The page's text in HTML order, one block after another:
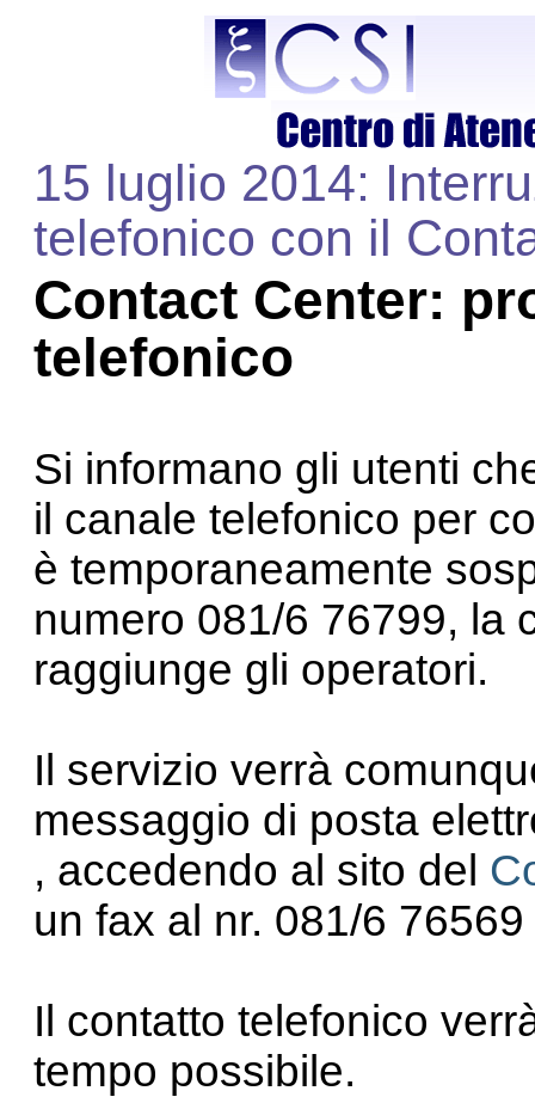
15 luglio 2014:
telefonico con il
Contact Center:
telefonico
Si informano gli utenti
il canale telefonico per
è temporaneamente
numero 081/6 76799, la
raggiunge gli operatori.
Il servizio verrà
messaggio di posta
, accedendo al sito del
un fax al nr. 081/6 76569
Il contatto telefonico
tempo possibile.